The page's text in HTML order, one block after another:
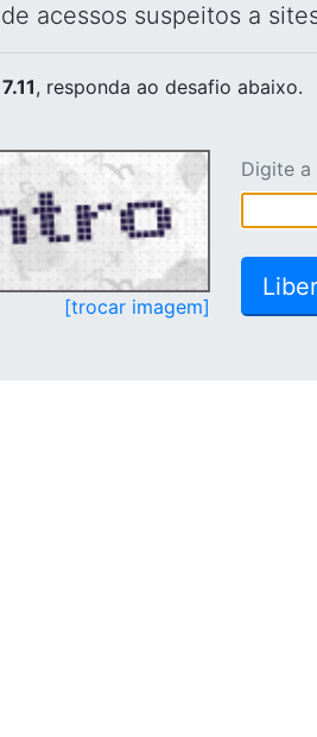
acessos suspeitos a
, responda ao desafio abaixo.
[trocar imagem]
Digite a